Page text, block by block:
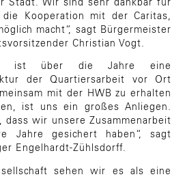
Stadt. Wir sind sehr dankbar für
Kooperation mit der Caritas,
macht“, sagt Bürgermeister
Christian Vogt.
ist über die Jahre eine
der Quartiersarbeit vor Ort
mit der HWB zu erhalten
ist uns ein großes Anliegen.
dass wir unsere Zusammenarbeit
Jahre gesichert haben“, sagt
Engelhardt-Zühlsdorff.
sehen wir es als eine